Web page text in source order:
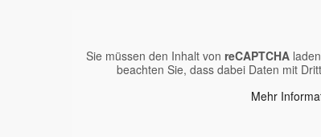
Sie müssen den Inhalt von reCAPTCHA
beachten Sie, dass dabei Daten mit
Mehr